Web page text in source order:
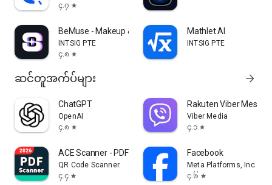
၄.၇ star
BeMuse - Makeup & Beauty
INTSIG PTE
၄.၈ star
Mathlet AI
INTSIG PTE
ဆင်တူအက်ပ်များ arrow_forward
ChatGPT
OpenAI
၄.၈ star
Rakuten Viber
Viber Media
၄.၁ star
ACE Scanner - PDF Scanner App
QR Code Scanner.
၄.၄ star
Facebook
Meta Platforms, Inc.
၄.၆ star